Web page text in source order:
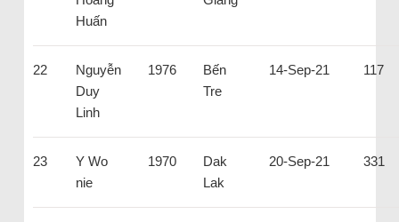
Huấn
22
Nguyễn
Duy
Linh
1976
Bến
Tre
14-Sep-21 117
23
Y Wo
nie
1970
Dak
Lak
20-Sep-21 331